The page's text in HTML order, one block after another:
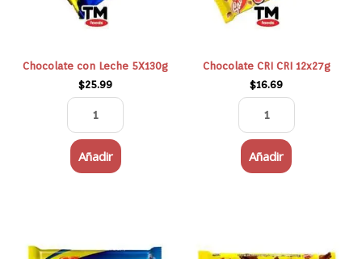
Chocolate con Leche 5X130g
$25.99
Añadir
Chocolate CRI CRI 12x27g
$16.69
Añadir
Leche